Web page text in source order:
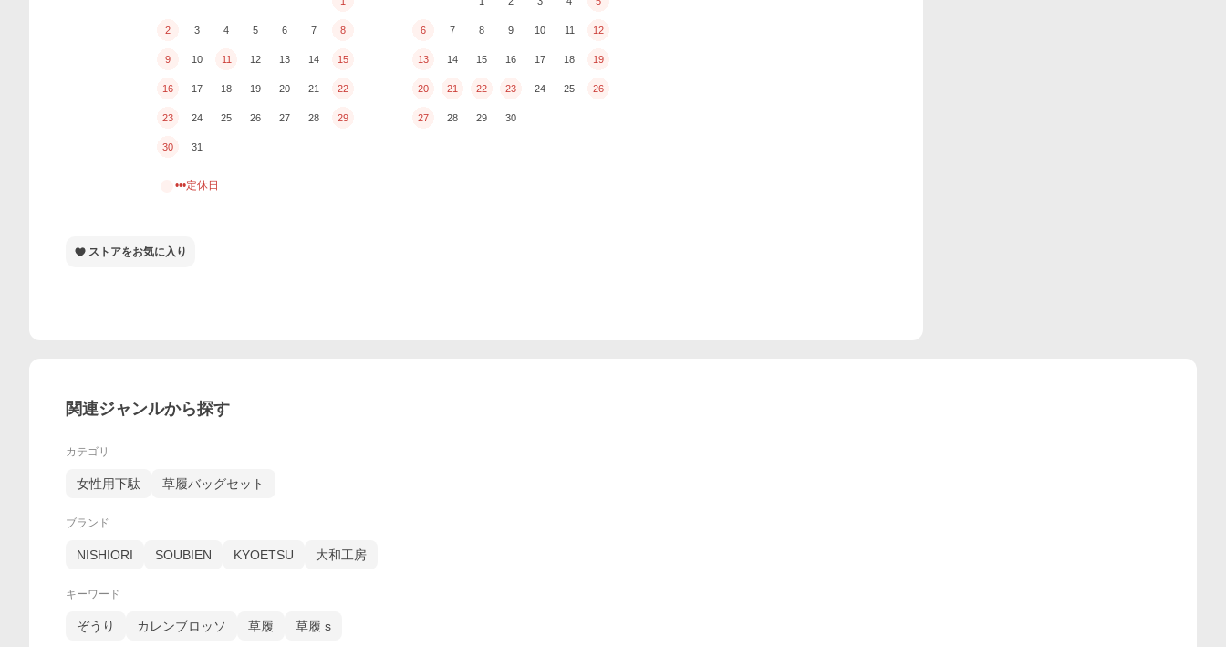
2 3 4 5 6 7 8
9 10 11 12 13 14 15
16 17 18 19 20 21 22
23 24 25 26 27 28 29
30 31
6 7 8 9 10 11 12
13 14 15 16 17 18 19
20 21 22 23 24 25 26
27 28 29 30
•••定休日
ストアをお気に入り
関連ジャンルから探す
カテゴリ
女性用下駄 草履バッグセット
ブランド
NISHIORI SOUBIEN KYOETSU 大和工房
キーワード
ぞうり カレンブロッソ 草履 草履 s